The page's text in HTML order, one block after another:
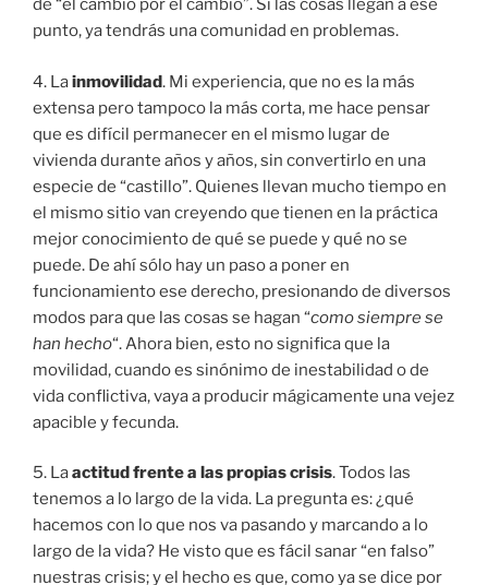
de “el cambio por el cambio”. Si las cosas llegan a ese
punto, ya tendrás una comunidad en problemas.
4. Lainmovilidad. Mi experiencia, que no es la más
extensa pero tampoco la más corta, me hace pensar
que es difícil permanecer en el mismo lugar de
vivienda durante años y años, sin convertirlo en una
especie de “castillo”. Quienes llevan mucho tiempo en
el mismo sitio van creyendo que tienen en la práctica
mejor conocimiento de qué se puede y qué no se
puede. De ahí sólo hay un paso a poner en
funcionamiento ese derecho, presionando de diversos
modos para que las cosas se hagan “como siempre se
han hecho“. Ahora bien, esto no significa que la
movilidad, cuando es sinónimo de inestabilidad o de
vida conflictiva, vaya a producir mágicamente una vejez
apacible y fecunda.
5. Laactitud frente a las propias crisis. Todos las
tenemos a lo largo de la vida. La pregunta es: ¿qué
hacemos con lo que nos va pasando y marcando a lo
largo de la vida? He visto que es fácil sanar “en falso”
nuestras crisis; y el hecho es que, como ya se dice por